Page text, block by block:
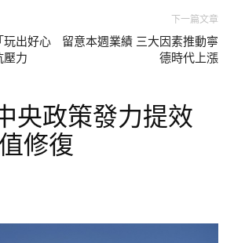
玩出好心
壓力
下一篇文章
留意本週業績 三大因素推動寧
德時代上漲
央政策發力提效
修復